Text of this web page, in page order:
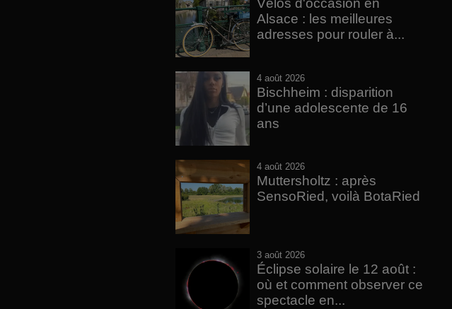
Vélos d'occasion en
Alsace : les meilleures
adresses pour rouler à...
4 août 2026
Bischheim : disparition
d’une adolescente de 16
ans
4 août 2026
Muttersholtz : après
SensoRied, voilà BotaRied
3 août 2026
Éclipse solaire le 12 août :
où et comment observer ce
spectacle en...